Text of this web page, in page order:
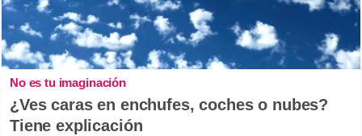
No es tu imaginación
¿Ves caras en enchufes, coches o nubes?
Tiene explicación